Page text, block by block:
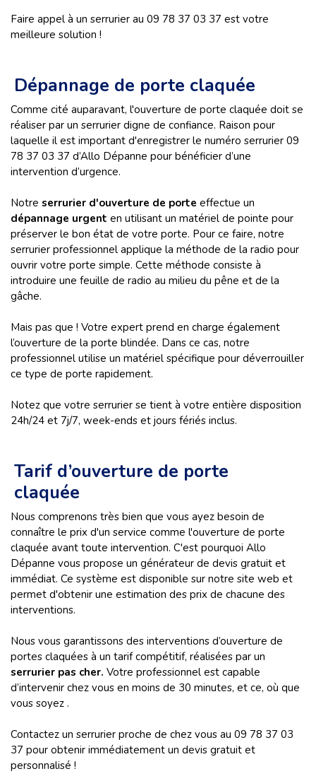
Faire appel à un serrurier au 09 78 37 03 37 est votre
meilleure solution !
Dépannage de porte claquée
Comme cité auparavant, l'ouverture de porte claquée doit se
réaliser par un serrurier digne de confiance. Raison pour
laquelle il est important d'enregistrer le numéro serrurier 09
78 37 03 37 d’Allo Dépanne pour bénéficier d’une
intervention d’urgence.
Notre serrurier d'ouverture de porte effectue un
dépannage urgent en utilisant un matériel de pointe pour
préserver le bon état de votre porte. Pour ce faire, notre
serrurier professionnel applique la méthode de la radio pour
ouvrir votre porte simple. Cette méthode consiste à
introduire une feuille de radio au milieu du pêne et de la
gâche.
Mais pas que ! Votre expert prend en charge également
l’ouverture de la porte blindée. Dans ce cas, notre
professionnel utilise un matériel spécifique pour déverrouiller
ce type de porte rapidement.
Notez que votre serrurier se tient à votre entière disposition
24h/24 et 7j/7, week-ends et jours fériés inclus.
Tarif d’ouverture de porte
claquée
Nous comprenons très bien que vous ayez besoin de
connaître le prix d'un service comme l'ouverture de porte
claquée avant toute intervention. C'est pourquoi Allo
Dépanne vous propose un générateur de devis gratuit et
immédiat. Ce système est disponible sur notre site web et
permet d'obtenir une estimation des prix de chacune des
interventions.
Nous vous garantissons des interventions d’ouverture de
portes claquées à un tarif compétitif, réalisées par un
serrurier pas cher. Votre professionnel est capable
d’intervenir chez vous en moins de 30 minutes, et ce, où que
vous soyez .
Contactez un serrurier proche de chez vous au 09 78 37 03
37 pour obtenir immédiatement un devis gratuit et
personnalisé !